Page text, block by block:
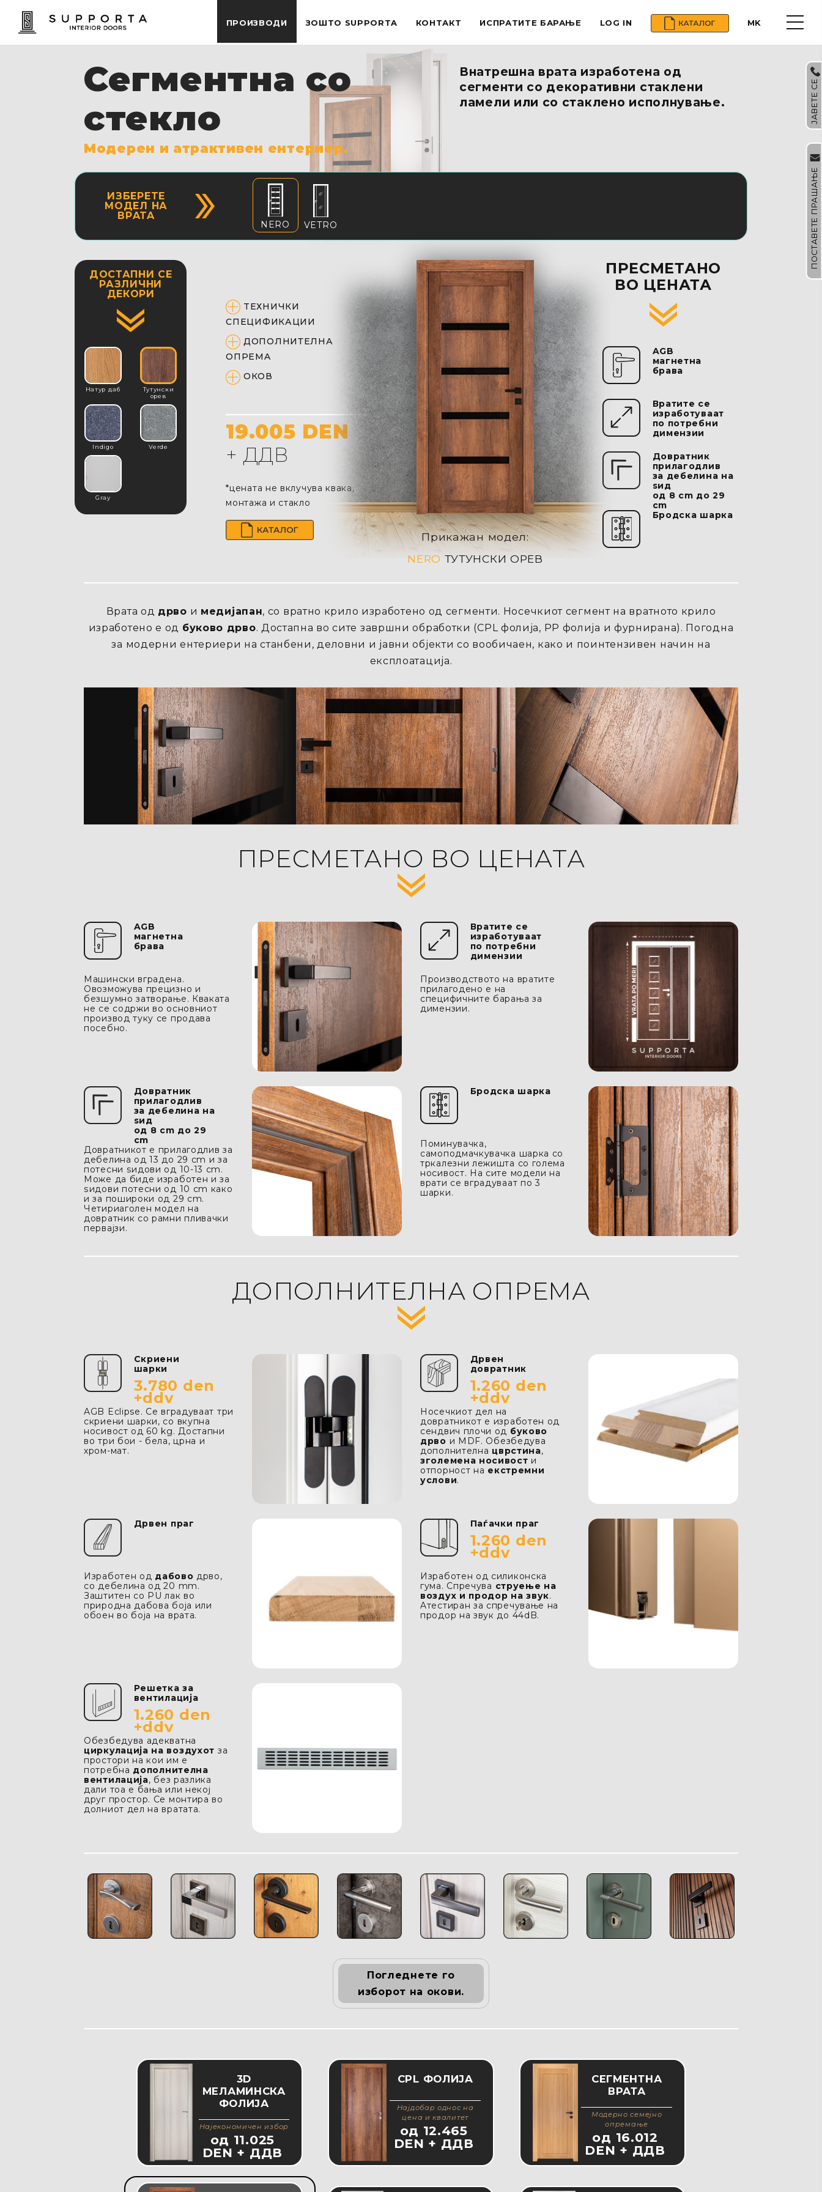
ПРОИЗВОДИ ЗОШТО SUPPORTA КОНТАКТ ИСПРАТИТЕ БАРАЊЕ LOG IN MK
Сегментна со
стекло
Moдерен и атрактивен ентериер.
Внатрешна врата изработена од
сегменти со декоративни стаклени
ламели или со стаклено исполнување.
ИЗБЕРЕTE
MOДЕЛ НА
ВРATA
NERO VETRO
ДОСТАПНИ СЕ
РАЗЛИЧНИ
ДЕКОРИ
Натур даб
Тутунски
орев
Indigo Verde
Gray
TEХНИЧКИ
СПЕЦИФИКАЦИИ
ДОПОЛНИТЕЛНА
ОПРЕMA
OКОВ
19.005 DEN
+ ДДВ
*цената не вклучува квака,
монтажа и стаклo
Прикажан модел:
NERO ТУТУНСКИ ОРЕВ
ПРЕСМЕТАНO
ВО ЦЕНАТА
AGB
магнетна
бравa
Вратите се
изработуваат
по потребни
димензии
Довратник
прилагодлив
за дебелина на
ѕид
oд 8 cm дo 29
cm
Бродска шарка
Врата од дрво и медијапан, со вратно крило изработено од сегменти. Носечкиот сегмент на вратното крило
изработено е од буково дрво. Достапна во сите завршни обработки (CPL фолија, PP фолија и фурнирана). Погодна
за модерни ентериери на станбени, деловни и јавни објекти со вообичаен, како и поинтензивен начин на
експлоатација.
ПРЕСМЕТАНО ВО ЦЕНАТА
AGB
магнетнa
бравa
Машински вградена.
Овозможува прецизно и
безшумно затворање. Кваката
не се содржи во основниот
производ туку се продава
посебнo.
Вратите се
изработуваат
по потребни
димензии
Производството на вратите
прилагодено е на
специфичните барања за
димензии.
Довратник
прилагодлив
за дебелина на
ѕид
oд 8 cm дo 29
cm
Довратникот e прилагодлив за
дебелина oд 13 дo 29 cm и за
потесни ѕидови од 10-13 cm.
Moже да биде изработен и за
ѕидови потесни од 10 cm како
и за пошироки од 29 cm.
Четириаголен модел на
довратник со рамни пливачки
первајзи.
Бродска шарка
Поминувачка,
самоподмачкувачка шарка со
тркалезни лежишта со голема
носивост. На сите модели на
врати се вградуваат по 3
шарки.
ДОПОЛНИТЕЛНА ОПРЕМА
Скриени
шарки
3.780 den
+ddv
AGB Eclipse. Се вградуваат три
скриени шарки, со вкупна
носивост од 60 kg. Достапни
во три бои - бела, црна и
хром-мат.
Дрвен
довратник
1.260 den
+ddv
Носечкиот дел на
довратникот е изработен од
сендвич плочи од буково
дрво и MDF. Обезбедува
дополнителна цврстина,
зголемена носивост и
отпорност на екстремни
услови.
Дрвен праг
Изработен од дабово дрво,
со дебелина од 20 mm.
Заштитен со PU лак во
природна дабова боја или
обоен во боја на врата.
Паѓачки праг
1.260 den
+ddv
Изработен од силиконска
гума. Спречува струење на
воздух и продор на звук.
Aтестиран за спречување на
продор на звук дo 44dB.
Решетка за
вентилација
1.260 den
+ddv
Oбезбедува адекватна
циркулација на воздухот за
простори на кои им е
потребна дополнителна
вентилација, без разлика
дали тоа е бања или некој
друг простор. Се монтира во
долниот дел на вратата.
Погледнете го
изборот на окови.
3D
MEЛАМИНСКА
ФОЛИЈА
Најекономичен избор
од 11.025
DEN + ДДВ
CPL ФОЛИJA
Најдобар однос на
цена и квалитет
од 12.465
DEN + ДДВ
СЕГМЕНТНА
ВРАТА
Moдерно семејно
опремање
од 16.012
DEN + ДДВ
ЈАВЕТЕ СЕ
ПОСТАВЕТЕ ПРАШАЊЕ